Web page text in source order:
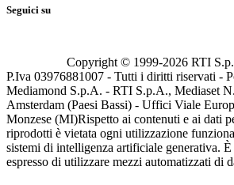
Seguici su
Copyright © 1999-2026 RTI
P.Iva 03976881007 - Tutti i diritti riservati -
Mediamond S.p.A. - RTI S.p.A., Mediaset
Amsterdam (Paesi Bassi) - Uffici Viale
Monzese (MI)Rispetto ai contenuti e ai dati
riprodotti è vietata ogni utilizzazione
sistemi di intelligenza artificiale generativa.
espresso di utilizzare mezzi automatizzati di